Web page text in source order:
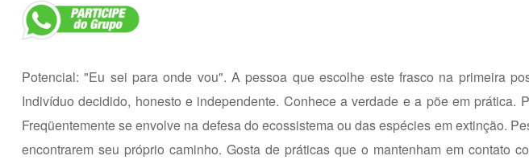
Potencial: "Eu sei para onde vou". A pessoa que escolhe este frasco na primeira
Indivíduo decidido, honesto e independente. Conhece a verdade e a põe em prática.
Freqüentemente se envolve na defesa do ecossistema ou das espécies em extinção.
encontrarem seu próprio caminho. Gosta de práticas que o mantenham em contato